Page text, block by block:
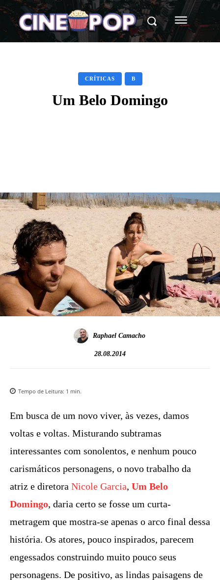
CRÍTICAS B
Um Belo Domingo
Raphael Camacho
28.08.2014
Tempo de Leitura: 1 min.
Em busca de um novo viver, às vezes, damos
voltas e voltas. Misturando subtramas
interessantes com sonolentos, e nenhum pouco
carismáticos personagens, o novo trabalho da
atriz e diretora Nicole Garcia, Um Belo
Domingo, daria certo se fosse um curta-
metragem que mostra-se apenas o arco final dessa
história. Os atores, pouco inspirados, parecem
engessados construindo muito pouco seus
personagens. De positivo, as lindas paisagens de